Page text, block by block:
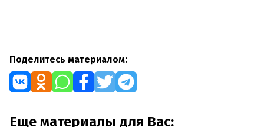
Поделитесь материалом:
Еще материалы для Вас: